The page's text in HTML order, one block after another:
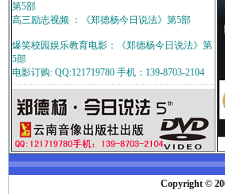
第5部
高三励志视频 ：《郑德杨今日说法》第5部
爆笑校园娱乐教育电影：《郑德杨今日说法》第
5部
电影订购: QQ:121719780 手机：139-8703-2104
Copyright ©